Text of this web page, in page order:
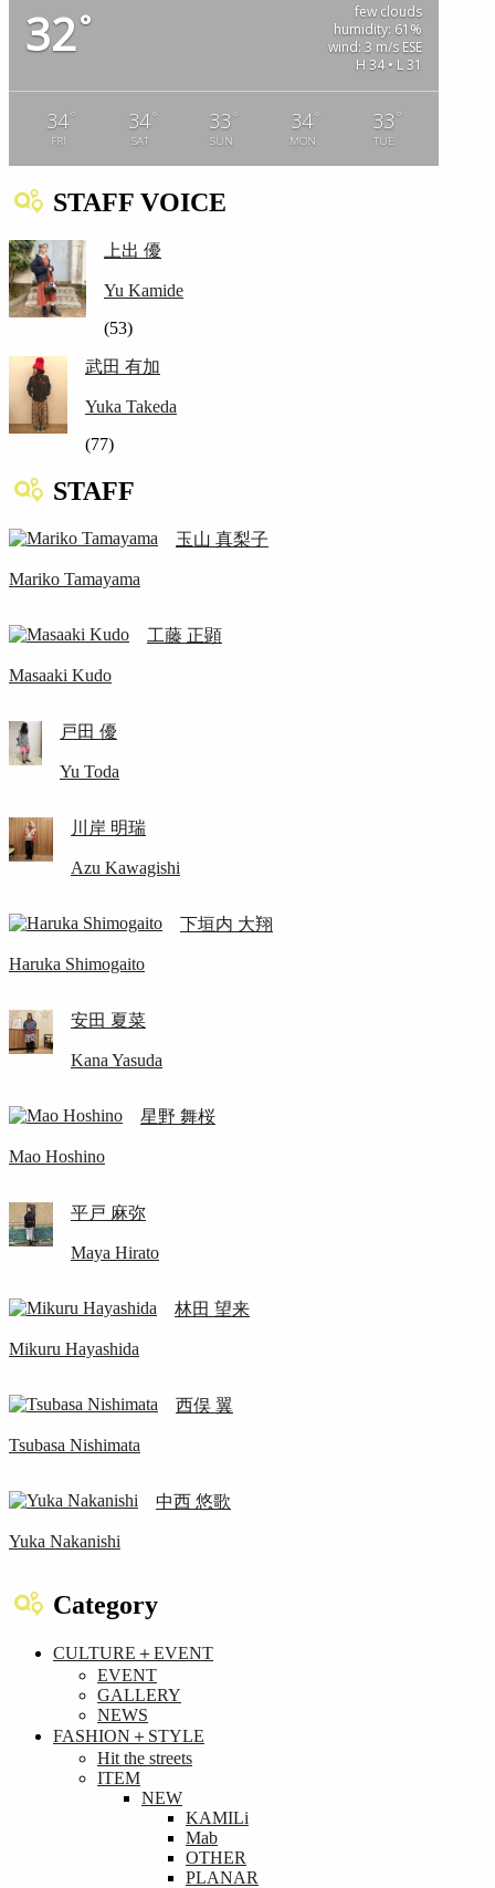
32°
few clouds
humidity: 61%
wind: 3 m/s ESE
H 34 • L 31
34°
FRI
34°
SAT
33 °
SUN
34°
MON
33 °
TUE
STAFF VOICE
上出 優
Yu Kamide
(53)
武田 有加
Yuka Takeda
(77)
STAFF
玉山 真梨子
Mariko Tamayama
工藤 正顕
Masaaki Kudo
戸田 優
Yu Toda
川岸 明瑞
Azu Kawagishi
下垣内 大翔
Haruka Shimogaito
安田 夏菜
Kana Yasuda
星野 舞桜
Mao Hoshino
平戸 麻弥
Maya Hirato
林田 望来
Mikuru Hayashida
西俣 翼
Tsubasa Nishimata
中西 悠歌
Yuka Nakanishi
Category
CULTURE＋EVENT
EVENT
GALLERY
NEWS
FASHION＋STYLE
Hit the streets
ITEM
NEW
KAMILi
Mab
OTHER
PLANAR